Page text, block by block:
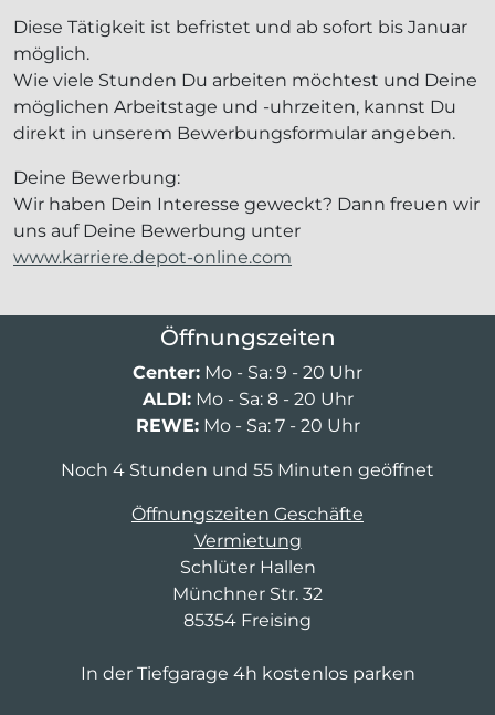
Diese Tätigkeit ist befristet und ab sofort bis Januar
möglich.
Wie viele Stunden Du arbeiten möchtest und Deine
möglichen Arbeitstage und -uhrzeiten, kannst Du
direkt in unserem Bewerbungsformular angeben.
Deine Bewerbung:
Wir haben Dein Interesse geweckt? Dann freuen wir
uns auf Deine Bewerbung unter
www.karriere.depot-online.com
Öffnungszeiten
Center: Mo - Sa: 9 - 20 Uhr
ALDI:Mo - Sa: 8 - 20 Uhr
REWE:Mo - Sa: 7 - 20 Uhr
Noch 4 Stunden und 55 Minuten geöffnet
Öffnungszeiten Geschäfte
Vermietung
Schlüter Hallen
Münchner Str. 32
85354 Freising
In der Tiefgarage 4h kostenlos parken